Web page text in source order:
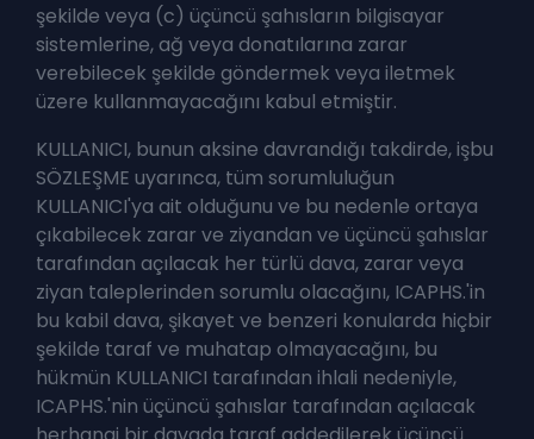
şekilde veya (c) üçüncü şahısların bilgisayar
sistemlerine, ağ veya donatılarına zarar
verebilecek şekilde göndermek veya iletmek
üzere kullanmayacağını kabul etmiştir.
KULLANICI, bunun aksine davrandığı takdirde, işbu
SÖZLEŞME uyarınca, tüm sorumluluğun
KULLANICI'ya ait olduğunu ve bu nedenle ortaya
çıkabilecek zarar ve ziyandan ve üçüncü şahıslar
tarafından açılacak her türlü dava, zarar veya
ziyan taleplerinden sorumlu olacağını, ICAPHS.'in
bu kabil dava, şikayet ve benzeri konularda hiçbir
şekilde taraf ve muhatap olmayacağını, bu
hükmün KULLANICI tarafından ihlali nedeniyle,
ICAPHS.'nin üçüncü şahıslar tarafından açılacak